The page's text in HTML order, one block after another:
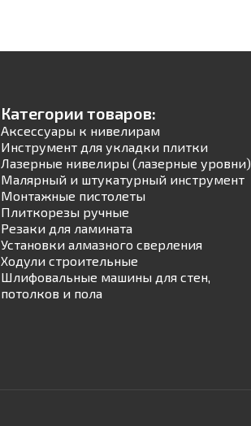
Категории товаров:
Аксессуары к нивелирам
Инструмент для укладки плитки
Лазерные нивелиры (лазерные уровни)
Малярный и штукатурный инструмент
Монтажные пистолеты
Плиткорезы ручные
Резаки для ламината
Установки алмазного сверления
Ходули строительные
Шлифовальные машины для стен,
потолков и пола